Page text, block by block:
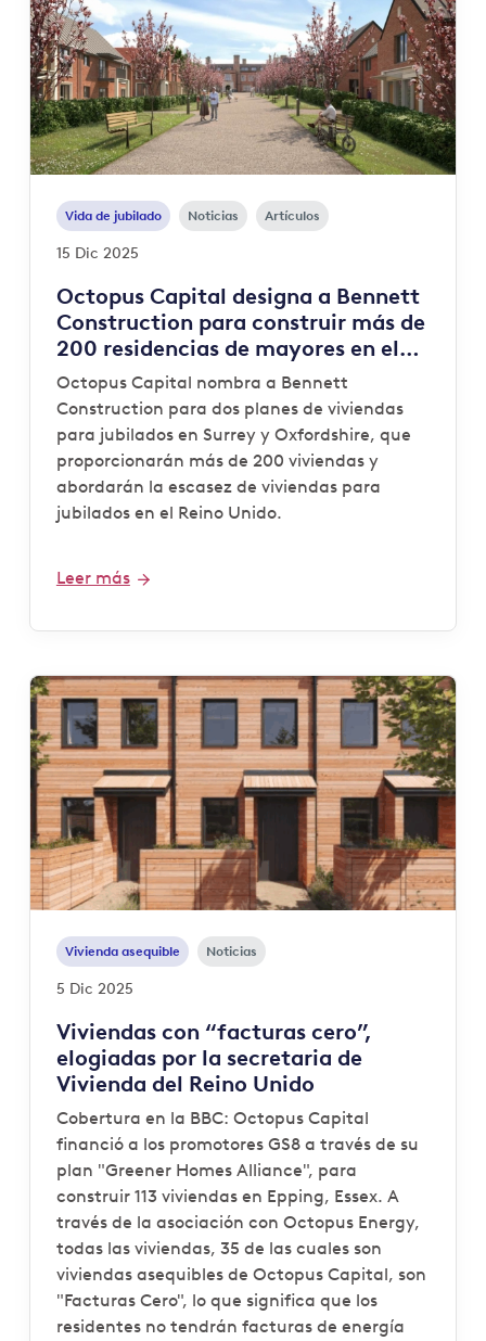
Vida de jubilado Noticias Artículos
15 Dic 2025
Octopus Capital designa a Bennett
Construction para construir más de
200 residencias de mayores en el
sureste del país
Octopus Capital nombra a Bennett
Construction para dos planes de viviendas
para jubilados en Surrey y Oxfordshire, que
proporcionarán más de 200 viviendas y
abordarán la escasez de viviendas para
jubilados en el Reino Unido.
Leer más
Vivienda asequible Noticias
5 Dic 2025
Viviendas con “facturas cero”,
elogiadas por la secretaria de
Vivienda del Reino Unido
Cobertura en la BBC: Octopus Capital
financió a los promotores GS8 a través de su
plan "Greener Homes Alliance", para
construir 113 viviendas en Epping, Essex. A
través de la asociación con Octopus Energy,
todas las viviendas, 35 de las cuales son
viviendas asequibles de Octopus Capital, son
"Facturas Cero", lo que significa que los
residentes no tendrán facturas de energía